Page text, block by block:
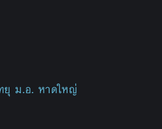
ยุ ม.อ. หาดใหญ่